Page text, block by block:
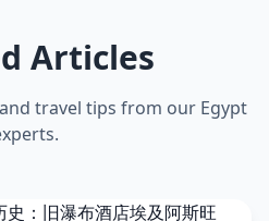
Articles
travel tips from our Egypt